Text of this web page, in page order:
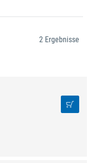
2 Ergebnisse